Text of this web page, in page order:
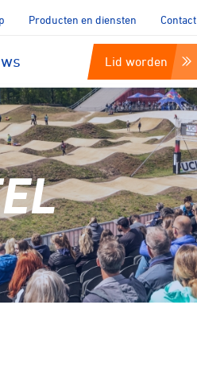
Producten en diensten Contact
Lid worden